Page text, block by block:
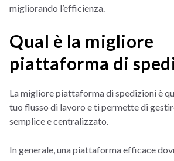
migliorando l’efficienza.
Qual è la migliore
piattaforma di
La migliore piattaforma di spedizioni è
tuo flusso di lavoro e ti permette di
semplice e centralizzato.
In generale, una piattaforma efficace